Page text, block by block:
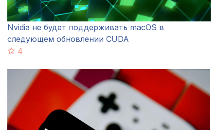
Nvidia не будет поддерживать macOS в
следующем обновлении CUDA
4